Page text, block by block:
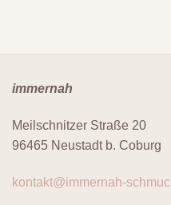
immernah
Meilschnitzer Straße 20
96465 Neustadt b. Coburg
kontakt@immernah-